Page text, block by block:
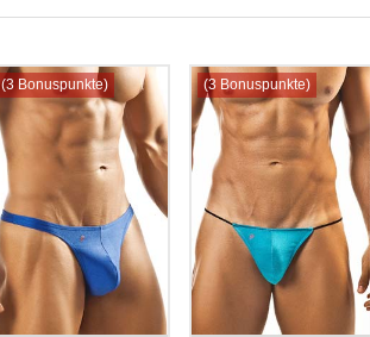
(3 Bonuspunkte) (3 Bonuspunkte)